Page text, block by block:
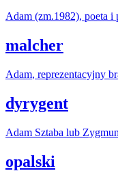
Adam (zm.1982), poeta i
malcher
Adam, reprezentacyjny
dyrygent
Adam Sztaba lub
opalski